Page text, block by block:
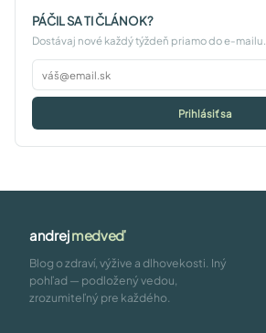
PÁČIL SA TI ČLÁNOK?
Dostávaj nové každý týždeň priamo do e-mailu.
Prihlásiť sa
andrejmedveď
Blog o zdraví, výžive a dlhovekosti. Iný
pohľad — podložený vedou,
zrozumiteľný pre každého.